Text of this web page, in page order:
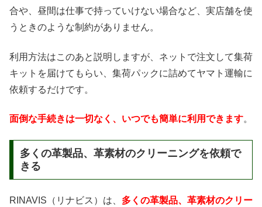
合や、昼間は仕事で持っていけない場合など、実店舗を使
うときのような制約がありません。
利用方法はこのあと説明しますが、ネットで注文して集荷
キットを届けてもらい、集荷パックに詰めてヤマト運輸に
依頼するだけです。
面倒な手続きは一切なく、いつでも簡単に利用できます。
多くの革製品、革素材のクリーニングを依頼で
きる
RINAVIS（リナビス）は、 多くの革製品、革素材のクリー